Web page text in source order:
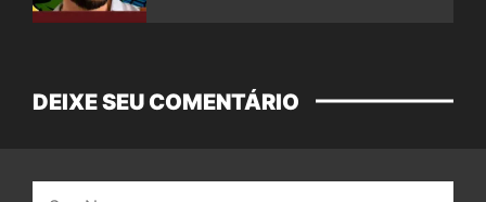
DEIXE SEU COMENTÁRIO